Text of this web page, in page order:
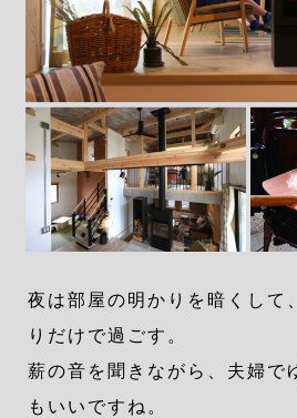
夜は部屋の明かりを暗くして
りだけで過ごす。
薪の音を聞きながら、夫婦で
もいいですね。